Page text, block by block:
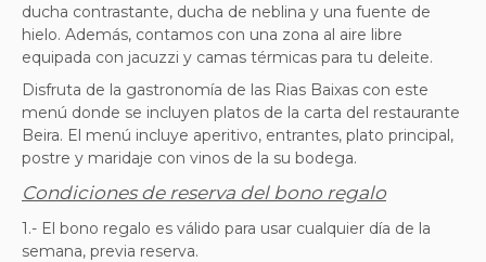
ducha contrastante, ducha de neblina y una fuente de
hielo. Además, contamos con una zona al aire libre
equipada con jacuzzi y camas térmicas para tu deleite.
Disfruta de la gastronomía de las Rias Baixas con este
menú donde se incluyen platos de la carta del restaurante
Beira. El menú incluye aperitivo, entrantes, plato principal,
postre y maridaje con vinos de la su bodega.
Condiciones de reserva del bono regalo
1.- El bono regalo es válido para usar cualquier día de la
semana, previa reserva.